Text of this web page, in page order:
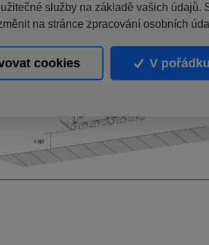
služby na základě vašich údajů.
na stránce zpracování osobních
cookies V pořádku